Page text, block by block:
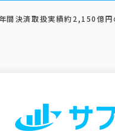
間決済取扱実績約2,150億円